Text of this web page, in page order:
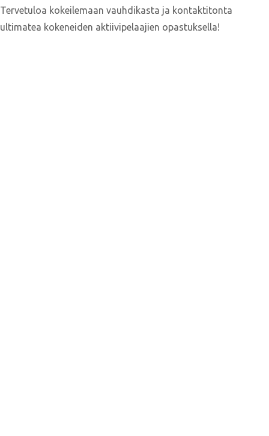
Tervetuloa kokeilemaan vauhdikasta ja kontaktitonta
ultimatea kokeneiden aktiivipelaajien opastuksella!